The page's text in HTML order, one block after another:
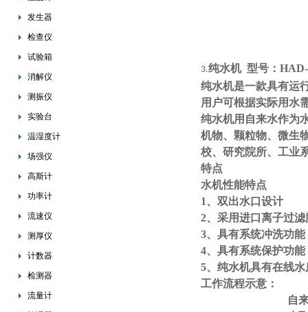
发生器
检查仪
试验箱
消解仪
测振仪
实验台
温湿度计
场强仪
高斯计
功率计
流速仪
测厚仪
计数器
检测器
流量计
3.纯水机 型号：
纯水机是一款具有运
用户可根据实际用水
纯水机用自来水作为
机物、颗粒物、微生
校、研究院所、工业
特点
水机性能特点
1、双出水口设计
2、采用进口离子过
3、具有系统冲洗功
4、具有系统保护功
5、纯水机具有在线
工作流程示意：
自